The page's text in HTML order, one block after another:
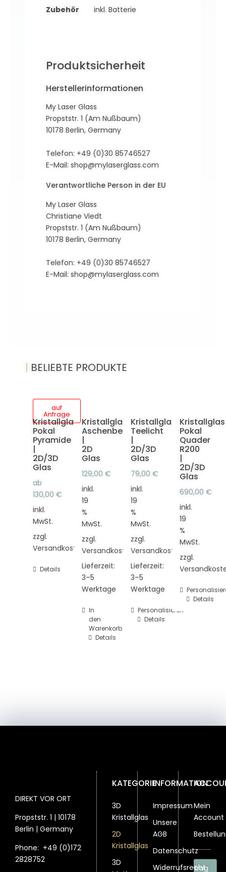
Zubehör
inkl. Batterie
Produktsicherheit
Herstellerinformationen
My Laser Glass
Propststr. 1 (Am Nußbaum)
10178 Berlin, Germany
Telefon: +49 (0)30 85746527
E-Mail: shop@mylaserglass.com
Verantwortliche Person in der EU
My Laser Glass
Christiane Viedt
Propststr. 1 (Am Nußbaum)
10178 Berlin, Germany
Telefon: +49 (0)30 85746527
E-Mail: shop@mylaserglass.com
| BELIEBTE PRODUKTE
auf
Anfrage
Kristallglas
Pokal
Pyramide
|
2D/3D
Glas
ab
130,00 €
inkl.
MwSt.
zzgl.
Versandkosten
Details
Kristallglas
Aschenbecher
|
2D
Glas
129,00 €
inkl.
19
%
MwSt.
zzgl.
Versandkosten
Lieferzeit:
3–5
Werktage
In
den
Warenkorb
Details
Kristallglas
Teelicht
|
2D/3D
Glas
79,00 €
inkl.
19
%
MwSt.
zzgl.
Versandkosten
Lieferzeit:
3–5
Werktage
Personalisieren
Details
Kristallglas
Pokal
Quader
R200
|
2D/3D
Glas
690,00 €
inkl.
19
%
MwSt.
zzgl.
Details
DIREKT VOR ORT
Propststr. 1 | 10178
Berlin | Germany
Phone: +49 (0)172
2828752
KATEGORIE
3D
Kristallglas
2D
Kristallglas
3D
INFORMATION
Impressum
Unsere
AGB
Datenschutz
Widerrufsrecht
Mein
Account
Vertrag